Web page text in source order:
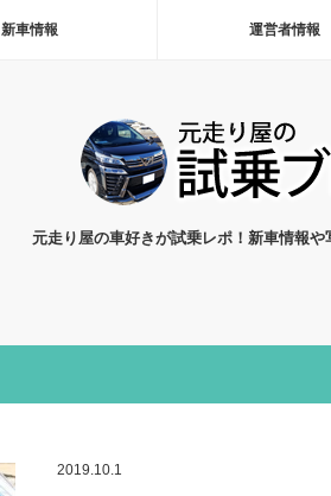
新車情報 運営者情報
元走り屋の車好きが試乗レポ！新車情報や
2019.10.1